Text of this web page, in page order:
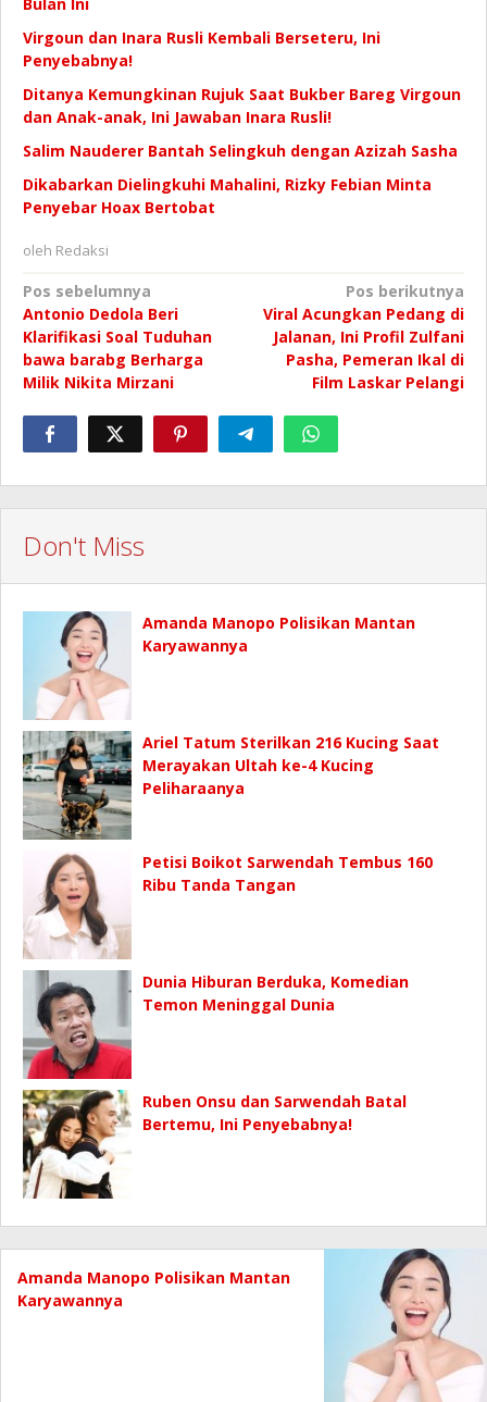
Virgoun dan Inara Rusli Kembali Berseteru, Ini
Penyebabnya!
Ditanya Kemungkinan Rujuk Saat Bukber Bareg Virgoun
dan Anak-anak, Ini Jawaban Inara Rusli!
Salim Nauderer Bantah Selingkuh dengan Azizah Sasha
Dikabarkan Dielingkuhi Mahalini, Rizky Febian Minta
Penyebar Hoax Bertobat
oleh Redaksi
Navigasi
pos
Pos sebelumnya
Antonio Dedola Beri
Klarifikasi Soal Tuduhan
bawa barabg Berharga
Milik Nikita Mirzani
Pos berikutnya
Viral Acungkan Pedang di
Jalanan, Ini Profil Zulfani
Pasha, Pemeran Ikal di
Film Laskar Pelangi
Don't Miss
Amanda Manopo Polisikan Mantan
Karyawannya
Ariel Tatum Sterilkan 216 Kucing Saat
Merayakan Ultah ke-4 Kucing
Peliharaanya
Petisi Boikot Sarwendah Tembus 160
Ribu Tanda Tangan
Dunia Hiburan Berduka, Komedian
Temon Meninggal Dunia
Ruben Onsu dan Sarwendah Batal
Bertemu, Ini Penyebabnya!
Amanda Manopo Polisikan Mantan
Karyawannya